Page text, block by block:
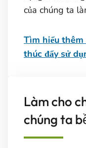
của chúng ta
Tìm hiểu thêm
thúc đẩy sử
Làm cho
chúng ta